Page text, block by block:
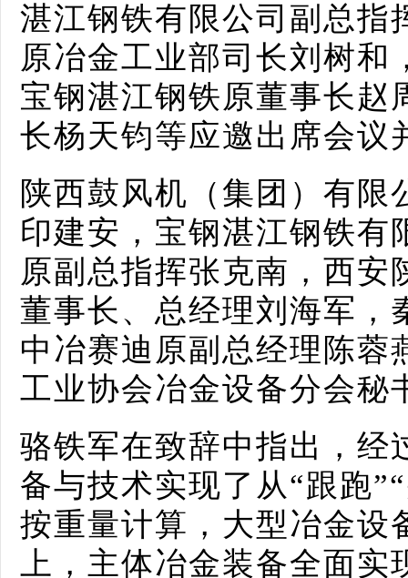
湛江钢铁有限公司副总指
原冶金工业部司长刘树和
宝钢湛江钢铁原董事长赵
长杨天钧等应邀出席会议
陕西鼓风机（集团）有限
印建安，宝钢湛江钢铁有
原副总指挥张克南，西安
董事长、总经理刘海军，
中冶赛迪原副总经理陈蓉
工业协会冶金设备分会秘
骆铁军在致辞中指出，经
备与技术实现了从“跟跑
按重量计算，大型冶金设
上，主体冶金装备全面实